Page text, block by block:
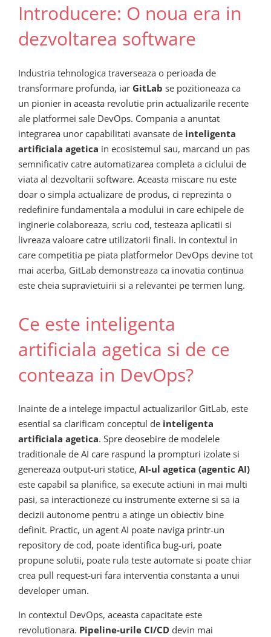
Introducere: O noua era in
dezvoltarea software
Industria tehnologica traverseaza o perioada de
transformare profunda, iar GitLab se pozitioneaza ca
un pionier in aceasta revolutie prin actualizarile recente
ale platformei sale DevOps. Compania a anuntat
integrarea unor capabilitati avansate de inteligenta
artificiala agetica in ecosistemul sau, marcand un pas
semnificativ catre automatizarea completa a ciclului de
viata al dezvoltarii software. Aceasta miscare nu este
doar o simpla actualizare de produs, ci reprezinta o
redefinire fundamentala a modului in care echipele de
inginerie colaboreaza, scriu cod, testeaza aplicatii si
livreaza valoare catre utilizatorii finali. In contextul in
care competitia pe piata platformelor DevOps devine tot
mai acerba, GitLab demonstreaza ca inovatia continua
este cheia supravietuirii si a relevantei pe termen lung.
Ce este inteligenta
artificiala agetica si de ce
conteaza in DevOps?
Inainte de a intelege impactul actualizarilor GitLab, este
esential sa clarificam conceptul de inteligenta
artificiala agetica. Spre deosebire de modelele
traditionale de AI care raspund la prompturi izolate si
genereaza output-uri statice, AI-ul agetica (agentic AI)
este capabil sa planifice, sa execute actiuni in mai multi
pasi, sa interactioneze cu instrumente externe si sa ia
decizii autonome pentru a atinge un obiectiv bine
definit. Practic, un agent AI poate naviga printr-un
repository de cod, poate identifica bug-uri, poate
propune solutii, poate rula teste automate si poate chiar
crea pull request-uri fara interventia constanta a unui
developer uman.
In contextul DevOps, aceasta capacitate este
revolutionara. Pipeline-urile CI/CD devin mai